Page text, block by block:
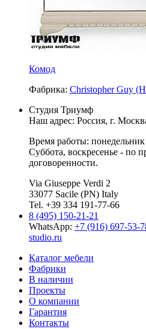
Комод
Фабрика: Christopher Guy
Студия Триумф
Наш адрес: Россия, г.
Время работы:
Суббота, воскресенье - по
договоренности.
Via Giuseppe Verdi 2
33077 Sacile (PN) Italy
Tel. +39 334 191-77-66
8 (495) 150-21-21
WhatsApp: +7 (916) 697-53-
studio.ru
Каталог мебели
Фабрики
В наличии
Проекты
О компании
Гарантия
Контакты